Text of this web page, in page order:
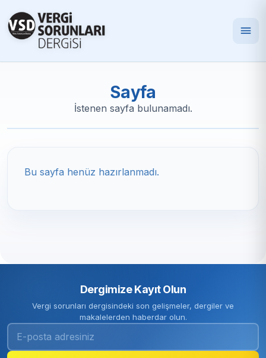
Sayfa
İstenen sayfa bulunamadı.
Bu sayfa henüz hazırlanmadı.
Dergimize Kayıt Olun
Vergi sorunları dergisindeki son gelişmeler, dergiler ve
makalelerden haberdar olun.